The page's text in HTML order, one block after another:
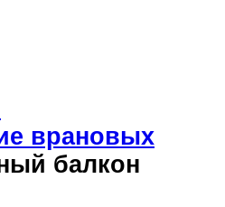
врановых
балкон